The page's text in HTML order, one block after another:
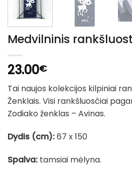
Medvilninis
23.00€
Tai naujos kolekcijos kilpiniai
Ženklais. Visi rankšluosčiai
Zodiako ženklas – Avinas.
Dydis (cm):67 x 150
Spalva: tamsiai mėlyna.